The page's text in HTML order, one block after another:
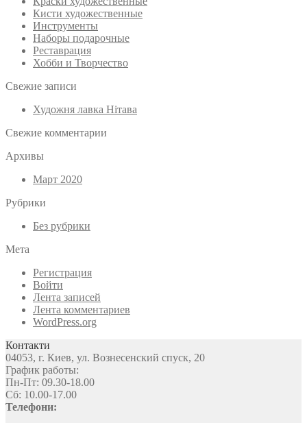
Кисти художественные
Инструменты
Наборы подарочные
Реставрация
Хобби и Творчество
Свежие записи
Художня лавка Нітава
Свежие комментарии
Архивы
Март 2020
Рубрики
Без рубрики
Мета
Регистрация
Войти
Лента записей
Лента комментариев
WordPress.org
Контакти
04053, г. Киев, ул. Вознесенский спуск, 20
График работы:
Пн-Пт: 09.30-18.00
Сб: 10.00-17.00
Телефони: